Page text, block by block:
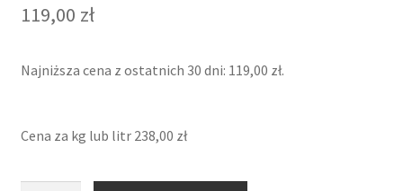
119,00 zł
Najniższa cena z ostatnich 30 dni: 119,00 zł.
Cena za kg lub litr 238,00 zł